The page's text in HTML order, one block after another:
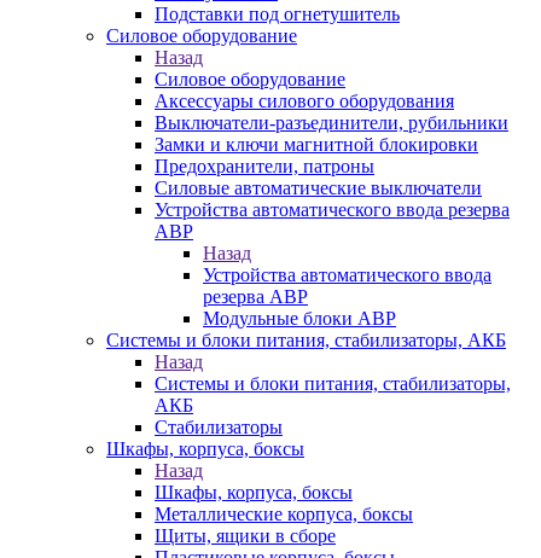
Подставки под огнетушитель
Силовое оборудование
Назад
Силовое оборудование
Аксессуары силового оборудования
Выключатели-разъединители, рубильники
Замки и ключи магнитной блокировки
Предохранители, патроны
Силовые автоматические выключатели
Устройства автоматического ввода резерва
АВР
Назад
Устройства автоматического ввода
резерва АВР
Модульные блоки АВР
Системы и блоки питания, стабилизаторы, АКБ
Назад
Системы и блоки питания, стабилизаторы,
АКБ
Стабилизаторы
Шкафы, корпуса, боксы
Назад
Шкафы, корпуса, боксы
Металлические корпуса, боксы
Щиты, ящики в сборе